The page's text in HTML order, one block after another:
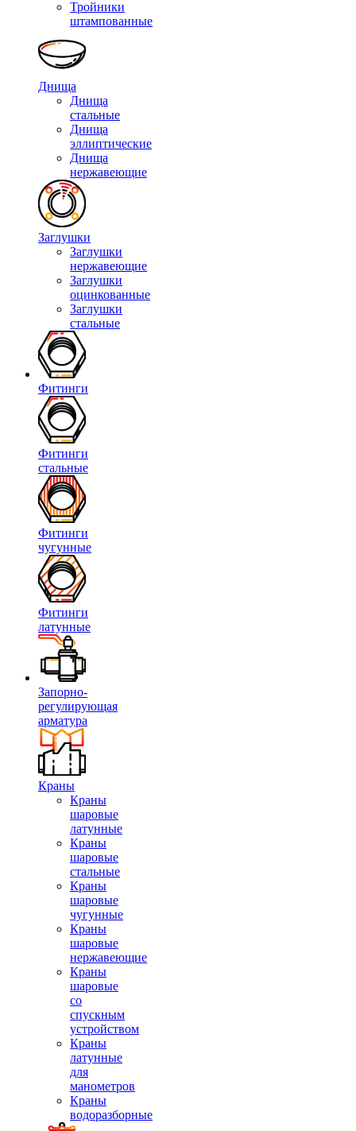
Тройники
штампованные
Днища
Днища
стальные
Днища
эллиптические
Днища
нержавеющие
Заглушки
Заглушки
нержавеющие
Заглушки
оцинкованные
Заглушки
стальные
Фитинги
Фитинги
стальные
Фитинги
чугунные
Фитинги
латунные
Запорно-
регулирующая
арматура
Краны
Краны
шаровые
латунные
Краны
шаровые
стальные
Краны
шаровые
чугунные
Краны
шаровые
нержавеющие
Краны
шаровые
со
спускным
устройством
Краны
латунные
для
манометров
Краны
водоразборные